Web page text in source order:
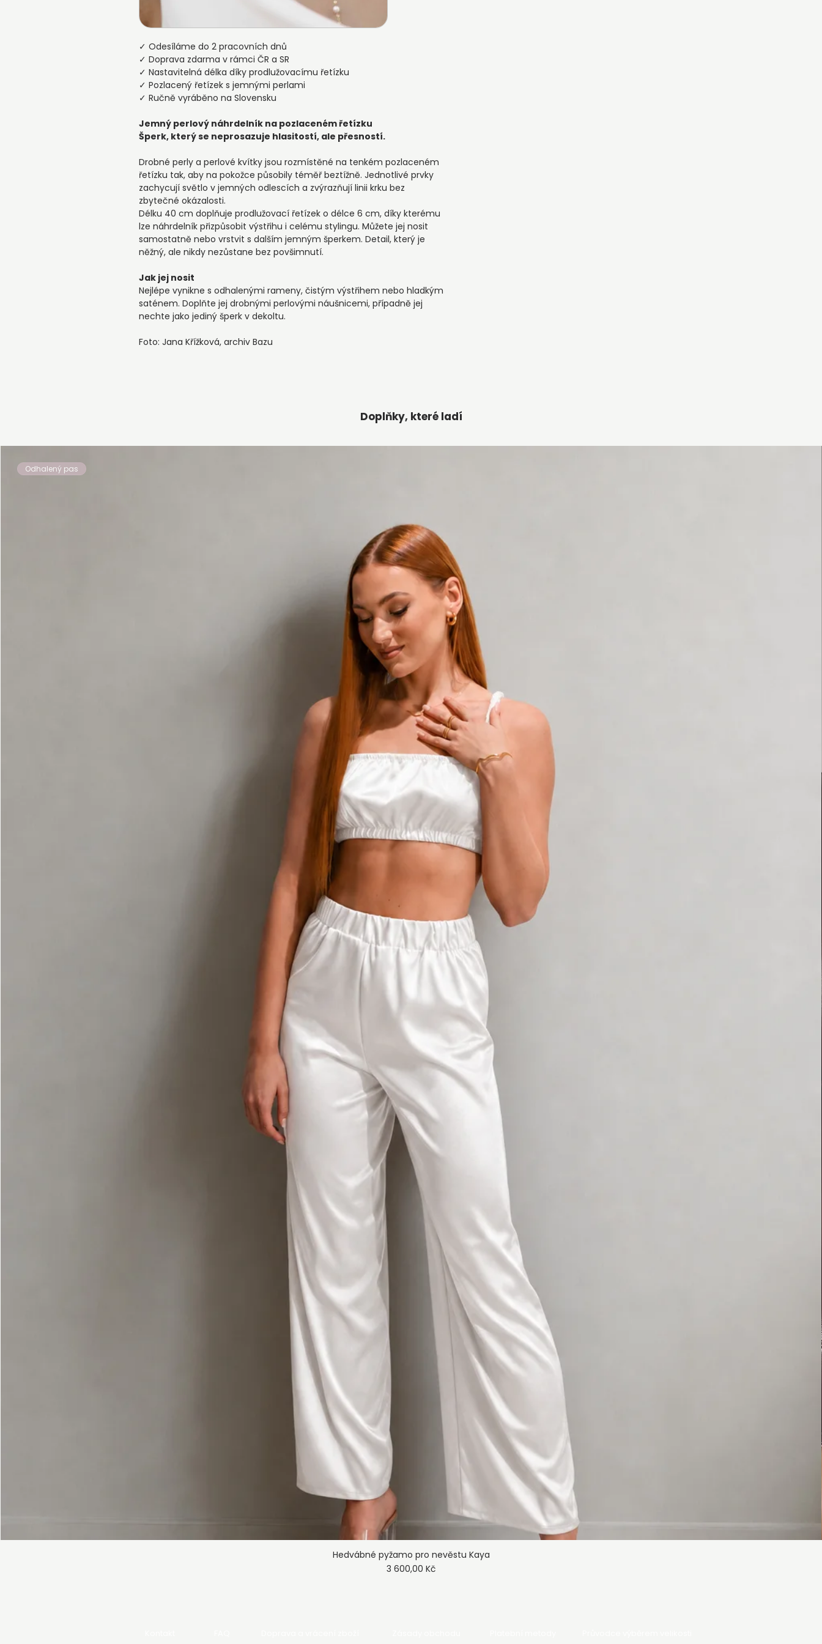
✓ Odesíláme do 2 pracovních dnů
✓ Doprava zdarma v rámci ČR a SR
✓ Nastavitelná délka díky prodlužovacímu řetízku
✓ Pozlacený řetízek s jemnými perlami
✓ Ručně vyráběno na Slovensku
Jemný perlový náhrdelník na pozlaceném řetízku
Šperk, který se neprosazuje hlasitostí, ale přesností.
Drobné perly a perlové kvítky jsou rozmístěné na tenkém pozlaceném
řetízku tak, aby na pokožce působily téměř beztížně. Jednotlivé prvky
zachycují světlo v jemných odlescích a zvýrazňují linii krku bez
zbytečné okázalosti.
Délku 40 cm doplňuje prodlužovací řetízek o délce 6 cm, díky kterému
lze náhrdelník přizpůsobit výstřihu i celému stylingu. Můžete jej nosit
samostatně nebo vrstvit s dalším jemným šperkem. Detail, který je
něžný, ale nikdy nezůstane bez povšimnutí.
Jak jej nosit
Nejlépe vynikne s odhalenými rameny, čistým výstřihem nebo hladkým
saténem. Doplňte jej drobnými perlovými náušnicemi, případně jej
nechte jako jediný šperk v dekoltu.
Foto: Jana Křížková, archiv Bazu
Doplňky, které ladí
Rychlý náhled
Odhalený pas
Hedvábné pyžamo pro nevěstu Kaya
Cena
3 600,00 Kč